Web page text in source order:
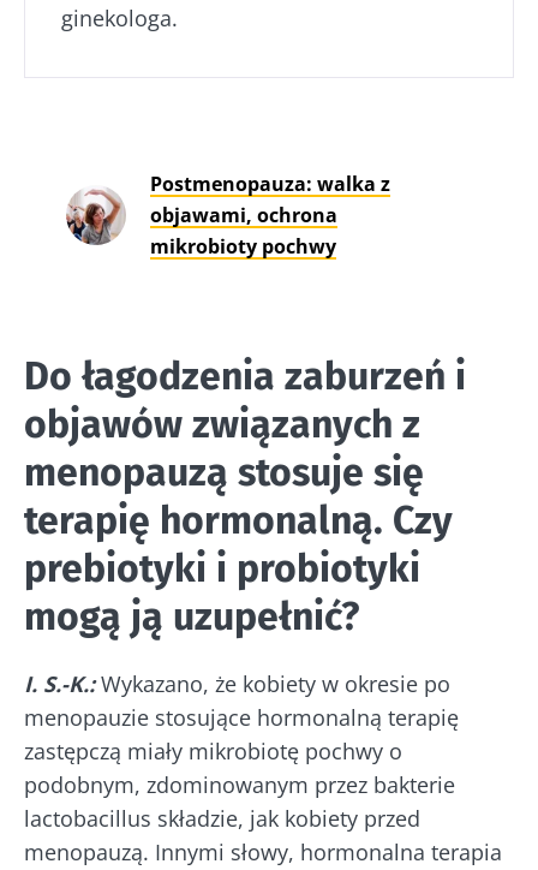
ginekologa.
Postmenopauza: walka z
objawami, ochrona
mikrobioty pochwy
Do łagodzenia zaburzeń i
objawów związanych z
menopauzą stosuje się
terapię hormonalną. Czy
prebiotyki i probiotyki
mogą ją uzupełnić?
I. S.-K.:Wykazano, że kobiety w okresie po
menopauzie stosujące hormonalną terapię
zastępczą miały mikrobiotę pochwy o
podobnym, zdominowanym przez bakterie
lactobacillus składzie, jak kobiety przed
menopauzą. Innymi słowy, hormonalna terapia